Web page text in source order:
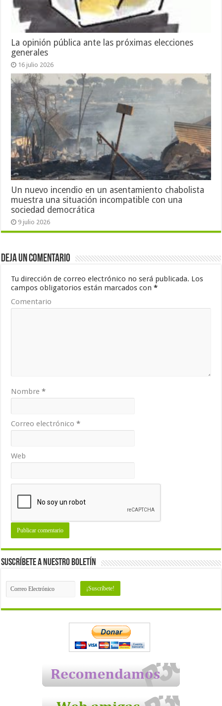
La opinión pública ante las próximas elecciones
generales
16 julio 2026
Un nuevo incendio en un asentamiento chabolista
muestra una situación incompatible con una
sociedad democrática
9 julio 2026
Deja un comentario
Tu dirección de correo electrónico no será publicada. Los
campos obligatorios están marcados con*
Comentario
Nombre*
Correo electrónico*
Web
Suscríbete a nuestro Boletín